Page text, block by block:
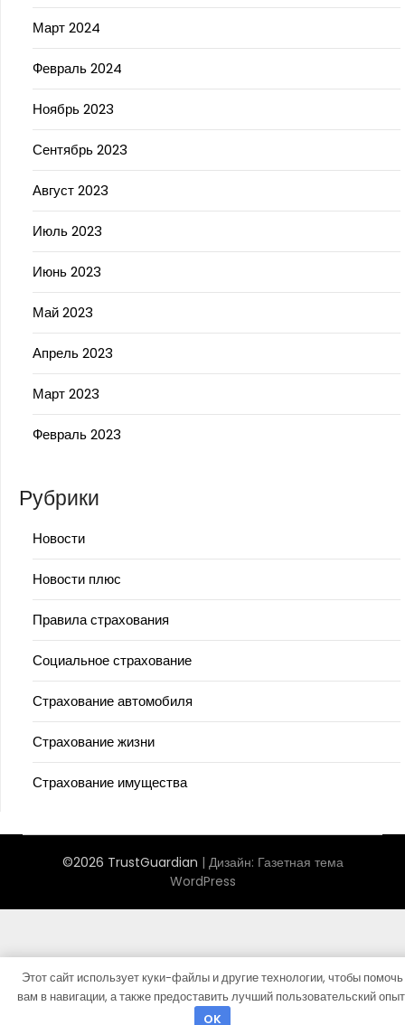
Март 2024
Февраль 2024
Ноябрь 2023
Сентябрь 2023
Август 2023
Июль 2023
Июнь 2023
Май 2023
Апрель 2023
Март 2023
Февраль 2023
Рубрики
Новости
Новости плюс
Правила страхования
Социальное страхование
Страхование автомобиля
Страхование жизни
Страхование имущества
©2026 TrustGuardian | Дизайн: Газетная тема
WordPress
Этот сайт использует куки-файлы и другие технологии, чтобы помочь
вам в навигации, а также предоставить лучший пользовательский
OK